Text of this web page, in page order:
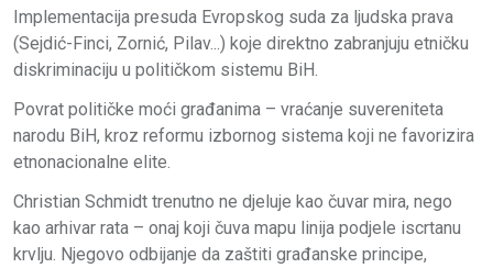
Implementacija presuda Evropskog suda za ljudska prava
(Sejdić-Finci, Zornić, Pilav...) koje direktno zabranjuju etničku
diskriminaciju u političkom sistemu BiH.
Povrat političke moći građanima – vraćanje suvereniteta
narodu BiH, kroz reformu izbornog sistema koji ne favorizira
etnonacionalne elite.
Christian Schmidt trenutno ne djeluje kao čuvar mira, nego
kao arhivar rata – onaj koji čuva mapu linija podjele iscrtanu
krvlju. Njegovo odbijanje da zaštiti građanske principe,